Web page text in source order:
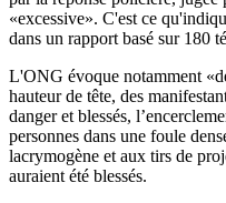
«excessive». C'est ce
dans un rapport basé sur 180
L'ONG évoque notamment
hauteur de tête, des
danger et blessés,
personnes dans une foule
lacrymogène et aux tirs de
auraient été blessés.